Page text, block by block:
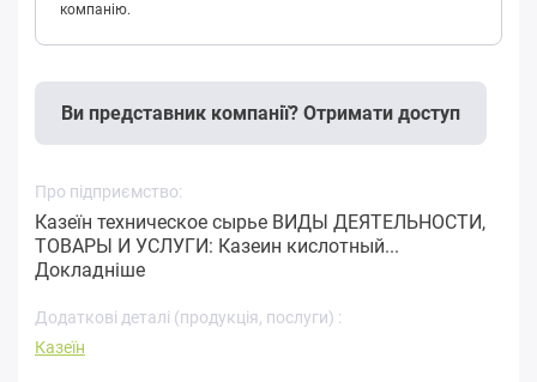
компанію.
Ви представник компанії? Отримати доступ
Про підприємство:
Казеїн техническое сырье ВИДЫ ДЕЯТЕЛЬНОСТИ,
ТОВАРЫ И УСЛУГИ: Казеин кислотный...
Докладніше
Додаткові деталі (продукція, послуги) :
Казеїн